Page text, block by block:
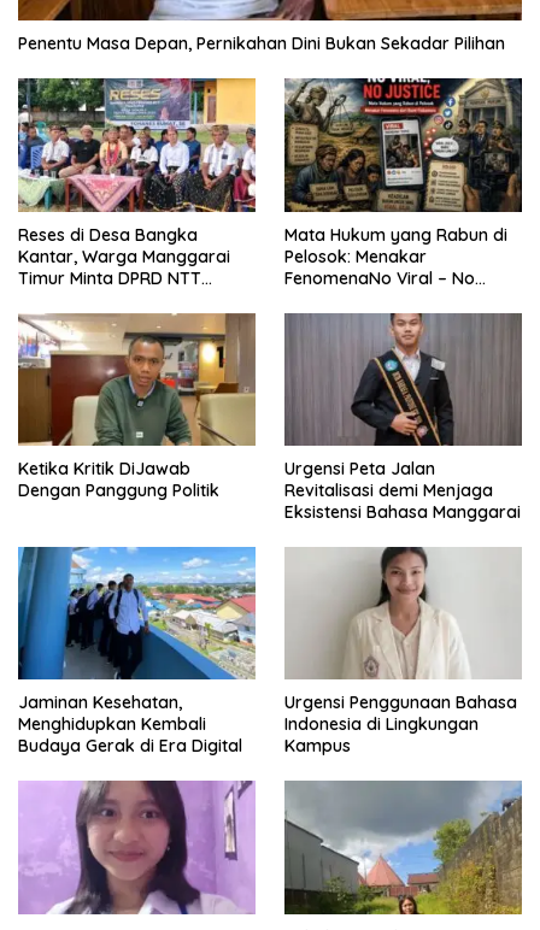
Penentu Masa Depan, Pernikahan Dini Bukan Sekadar Pilihan
Reses di Desa Bangka
Kantar, Warga Manggarai
Timur Minta DPRD NTT
Pergub Larangan Beli BBM
Bersubsidi Bagi Penunggak
Pajak
Mata Hukum yang Rabun di
Pelosok: Menakar
FenomenaNo Viral – No
Ketika Kritik DiJawab
Dengan Panggung Politik
Urgensi Peta Jalan
Revitalisasi demi Menjaga
Eksistensi Bahasa Manggarai
Jaminan Kesehatan,
Menghidupkan Kembali
Budaya Gerak di Era Digital
Urgensi Penggunaan Bahasa
Indonesia di Lingkungan
Kampus